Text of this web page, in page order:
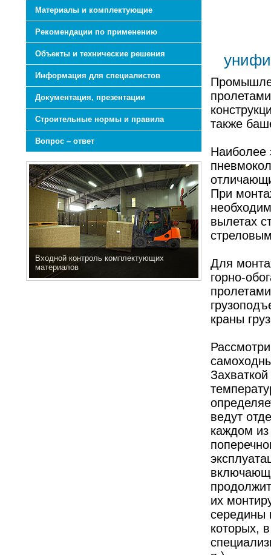
Материалы и комплектующие
Рекомендации по применению
Объекты и технические решения
Информация для специалистов
Документация, презентации
Строительные нормы и правила
Вопрос – ответ
Входной контроль комплектующих
материалов
также
Наиболее
При
вылетах
Для
горно-
краны
ведут
каждом
их
середины
которых,